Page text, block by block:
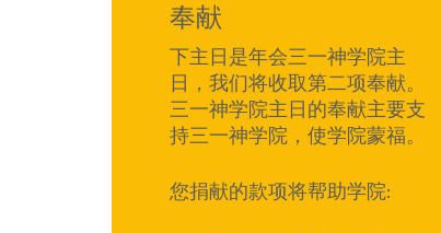
奉献
下主日是年会三一神学院主
日，我们将收取第二项奉献。
三一神学院主日的奉献主要支
持三一神学院，使学院蒙福。
您捐献的款项将帮助学院: